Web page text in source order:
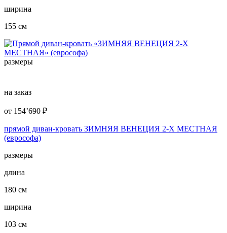
ширина
155 см
размеры
на заказ
от 154’690 ₽
прямой диван-кровать ЗИМНЯЯ ВЕНЕЦИЯ 2-Х МЕСТНАЯ
(еврософа)
размеры
длина
180 см
ширина
103 см